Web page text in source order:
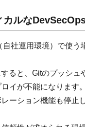
カルな
社運用環境）で使う
ると、Gitのプッシュ
イが不能になります。
ーション機能も停止